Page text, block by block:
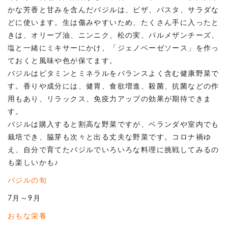
かな芳香と甘みを含んだバジルは、ピザ、パスタ、サラダな
どに使います。生は傷みやすいため、たくさん手に入ったと
きは、オリーブ油、ニンニク、松の実、パルメザンチーズ、
塩と一緒にミキサーにかけ、「ジェノベーゼソース」を作っ
ておくと風味や色が保てます。
バジルはビタミンとミネラルをバランスよく含む健康野菜で
す。香りや成分には、健胃、食欲増進、殺菌、抗菌などの作
用もあり、リラックス、免疫力アップの効果が期待できま
す。
バジルは購入すると割高な野菜ですが、ベランダや室内でも
栽培でき、脇芽も次々と出る丈夫な野菜です。コロナ禍ゆ
え、自分で育てたバジルでいろいろな料理に挑戦してみるの
も楽しいかも♪
バジルの旬
7月～9月
おもな栄養